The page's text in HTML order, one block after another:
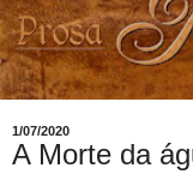
1/07/2020
A Morte da